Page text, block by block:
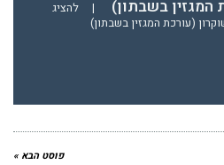
המגזין בשבתון) |
להציג
(עורכת המגזין בשבתון)
פוסט הבא »